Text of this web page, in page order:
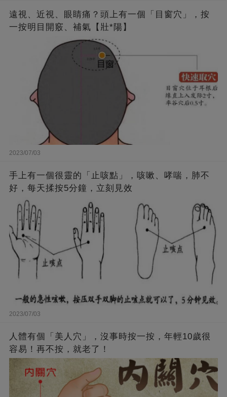
遠視、近視、眼睛痛？頭上有一個「目窗穴」，按
一按明目開竅、補氣【壯*陽】
2023/07/03
手上有一個很靈的「止咳點」，咳嗽、哮喘，肺不
好，每天揉按5分鐘，立刻見效
2023/07/03
人體有個「美人穴」，沒事時按一按，年輕10歲很
容易！再不按，就老了！